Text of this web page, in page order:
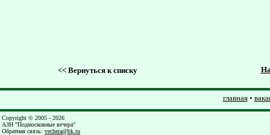
<<Вернуться к списку
главная•
Copyright © 2005 - 2026
АЗН "Подмосковные вечера"
Обратная связь: vechera@bk.ru